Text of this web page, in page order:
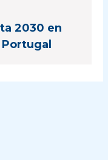
2030 en